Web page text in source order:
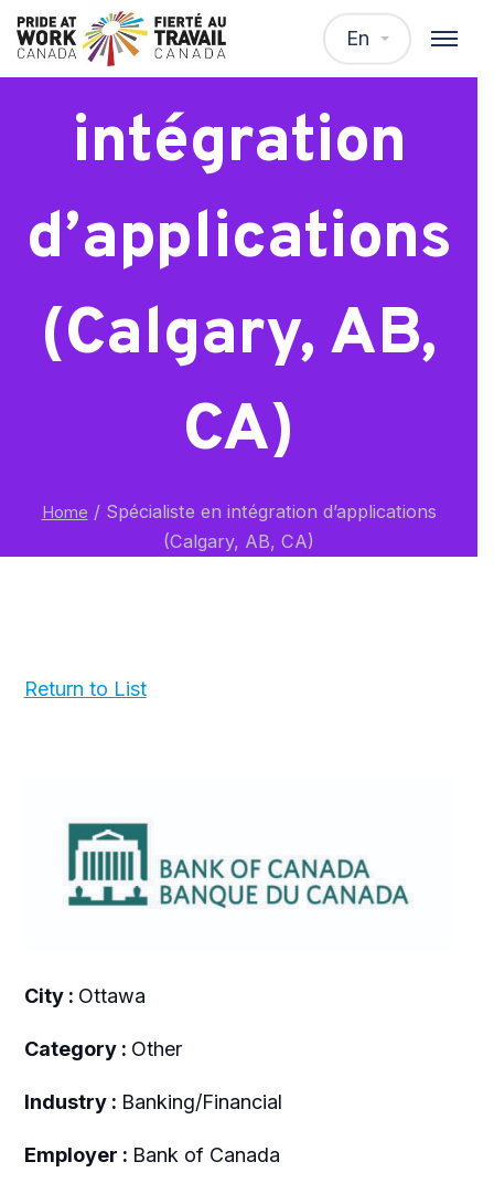
En
Spécialiste en
intégration
d’applications
(Calgary, AB,
CA)
Home /Spécialiste en intégration d’applications
(Calgary, AB, CA)
Return to List
City : Ottawa
Category : Other
Industry : Banking/Financial
Employer : Bank of Canada